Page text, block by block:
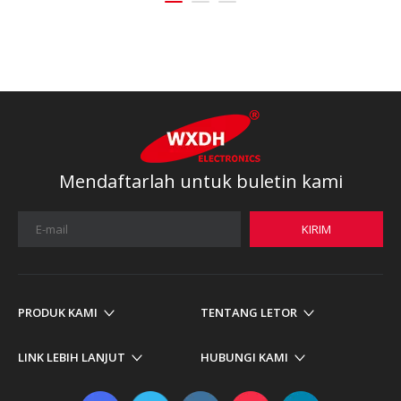
Mendaftarlah untuk buletin kami
KIRIM
PRODUK KAMI TENTANG LETOR
LINK LEBIH LANJUT HUBUNGI KAMI